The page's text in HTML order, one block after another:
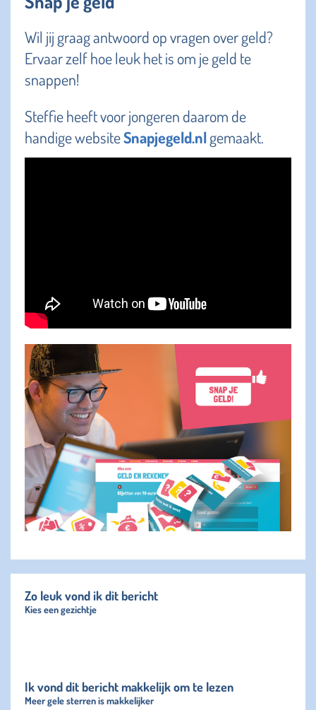
Wil jij graag antwoord op vragen over geld?
Ervaar zelf hoe leuk het is om je geld te
snappen!
Steffie heeft voor jongeren daarom de
handige websiteSnapjegeld.nlgemaakt.
Zo leuk vond ik dit bericht
Kies een gezichtje
Ik vond dit bericht makkelijk om te lezen
Meer gele sterren is makkelijker